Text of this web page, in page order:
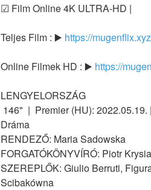
☑ Film Online 4K ULTRA-HD |
Teljes Film : ▶️ https://
Online Filmek HD : ▶️ https://
LENGYELORSZÁG
146"  |  Premier (HU):
Dráma
RENDEZŐ: Maria Sadowska
FORGATÓKÖNYVÍRÓ: Piotr
SZEREPLŐK: Giulio Berruti,
Scibakówna